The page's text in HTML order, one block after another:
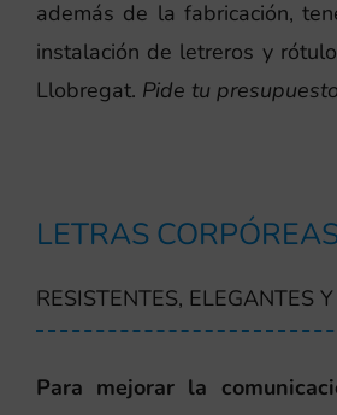
además de la fabricación,
instalación de letreros y
Llobregat. Pide tu
LETRAS
RESISTENTES, ELEGANTES
Para mejorar la